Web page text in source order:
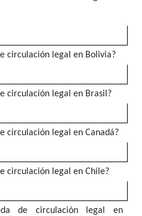
circulación legal en Bolivia?
circulación legal en Brasil?
circulación legal en Canadá?
circulación legal en Chile?
de circulación legal en